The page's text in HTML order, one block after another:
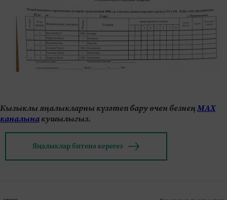
Кызыклы яңалыкларны күзәтеп бару өчен безнеңМАХ
каналынакушылыгыз.
Яңалыклар битенә керегез